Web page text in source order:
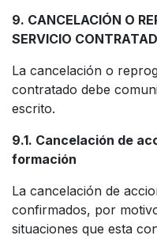
9. CANCELACIÓN O
SERVICIO
La cancelación o
contratado debe
escrito.
9.1. Cancelación de
formación
La cancelación de
confirmados, por
situaciones que esta